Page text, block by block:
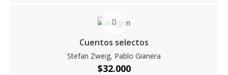
Cuentos selectos
Stefan Zweig, Pablo Gianera
$32.000